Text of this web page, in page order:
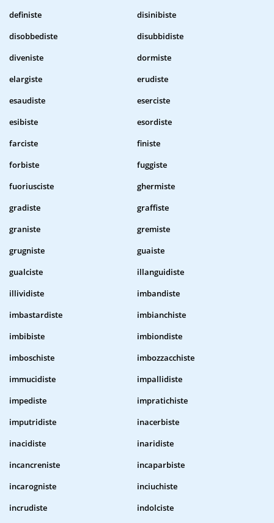
definiste
disinibiste
disobbediste
disubbidiste
diveniste
dormiste
elargiste
erudiste
esaudiste
eserciste
esibiste
esordiste
farciste
finiste
forbiste
fuggiste
fuoriusciste
ghermiste
gradiste
graffiste
graniste
gremiste
grugniste
guaiste
gualciste
illanguidiste
illividiste
imbandiste
imbastardiste
imbianchiste
imbibiste
imbiondiste
imboschiste
imbozzacchiste
immucidiste
impallidiste
impediste
impratichiste
imputridiste
inacerbiste
inacidiste
inaridiste
incancreniste
incaparbiste
incarogniste
inciuchiste
incrudiste
indolciste